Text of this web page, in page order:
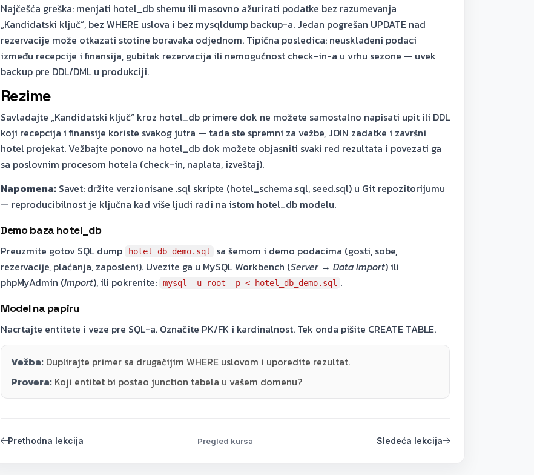
Najčešća greška: menjati hotel_db shemu ili masovno ažurirati podatke bez razumevanja
„Kandidatski ključ“, bez WHERE uslova i bez mysqldump backup-a. Jedan pogrešan UPDATE nad
rezervacije može otkazati stotine boravaka odjednom. Tipična posledica: neusklađeni podaci
između recepcije i finansija, gubitak rezervacija ili nemogućnost check-in-a u vrhu sezone — uvek
backup pre DDL/DML u produkciji.
Rezime
Savladajte „Kandidatski ključ“ kroz hotel_db primere dok ne možete samostalno napisati upit ili DDL
koji recepcija i finansije koriste svakog jutra — tada ste spremni za vežbe, JOIN zadatke i završni
hotel projekat. Vežbajte ponovo na hotel_db dok možete objasniti svaki red rezultata i povezati ga
sa poslovnim procesom hotela (check-in, naplata, izveštaj).
Napomena: Savet: držite verzionisane .sql skripte (hotel_schema.sql, seed.sql) u Git repozitorijumu
— reproducibilnost je ključna kad više ljudi radi na istom hotel_db modelu.
Demo baza hotel_db
Preuzmite gotov SQL dump hotel_db_demo.sql
sa šemom i demo podacima (gosti, sobe,
rezervacije, plaćanja, zaposleni). Uvezite ga u MySQL Workbench (Server → Data Import) ili
phpMyAdmin (Import), ili pokrenite: mysql -u root -p < hotel_db_demo.sql .
Model na papiru
Nacrtajte entitete i veze pre SQL-a. Označite PK/FK i kardinalnost. Tek onda pišite CREATE TABLE.
Vežba: Duplirajte primer sa drugačijim WHERE uslovom i uporedite rezultat.
Provera: Koji entitet bi postao junction tabela u vašem domenu?
Prethodna lekcija Pregled kursa Sledeća lekcija